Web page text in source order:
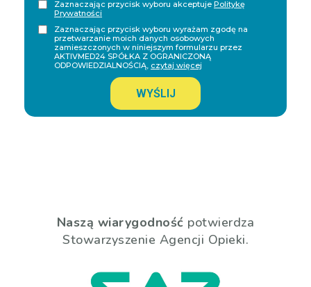
Zaznaczając przycisk wyboru akceptuje Politykę
Prywatności
Zaznaczając przycisk wyboru wyrażam zgodę na
przetwarzanie moich danych osobowych
zamieszczonych w niniejszym formularzu przez
AKTIVMED24 SPÓŁKA Z OGRANICZONĄ
ODPOWIEDZIALNOŚCIĄ, czytaj więcej
WYŚLIJ
Naszą wiarygodność potwierdza
Stowarzyszenie Agencji Opieki.